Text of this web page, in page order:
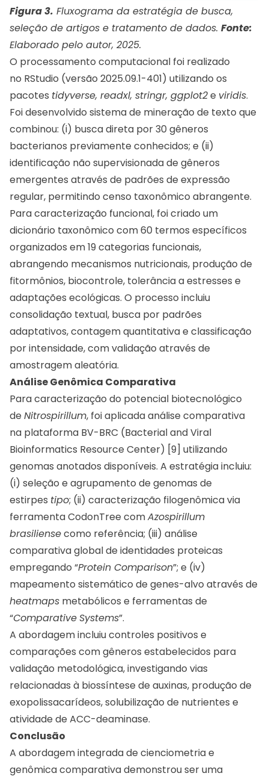
Figura 3. Fluxograma da estratégia de busca,
seleção de artigos e tratamento de dados. Fonte:
Elaborado pelo autor, 2025.
O processamento computacional foi realizado
no RStudio (versão 2025.09.1-401) utilizando os
pacotes tidyverse, readxl, stringr, ggplot2e viridis.
Foi desenvolvido sistema de mineração de texto que
combinou: (i) busca direta por 30 gêneros
bacterianos previamente conhecidos; e (ii)
identificação não supervisionada de gêneros
emergentes através de padrões de expressão
regular, permitindo censo taxonômico abrangente.
Para caracterização funcional, foi criado um
dicionário taxonômico com 60 termos específicos
organizados em 19 categorias funcionais,
abrangendo mecanismos nutricionais, produção de
fitormônios, biocontrole, tolerância a estresses e
adaptações ecológicas. O processo incluiu
consolidação textual, busca por padrões
adaptativos, contagem quantitativa e classificação
por intensidade, com validação através de
amostragem aleatória.
Análise Genômica Comparativa
Para caracterização do potencial biotecnológico
de Nitrospirillum, foi aplicada análise comparativa
na plataforma BV-BRC (Bacterial and Viral
Bioinformatics Resource Center) [9] utilizando
genomas anotados disponíveis. A estratégia incluiu:
(i) seleção e agrupamento de genomas de
estirpes tipo; (ii) caracterização filogenômica via
ferramenta CodonTree comAzospirillum
brasiliensecomo referência; (iii) análise
comparativa global de identidades proteicas
empregando “Protein Comparison”; e (iv)
mapeamento sistemático de genes-alvo através de
heatmaps metabólicos e ferramentas de
“ComparativeSystems”.
A abordagem incluiu controles positivos e
comparações com gêneros estabelecidos para
validação metodológica, investigando vias
relacionadas à biossíntese de auxinas, produção de
exopolissacarídeos, solubilização de nutrientes e
atividade de ACC-deaminase.
Conclusão
A abordagem integrada de cienciometria e
genômica comparativa demonstrou ser uma